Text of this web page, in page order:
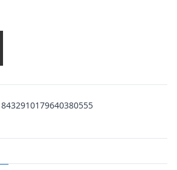
8432910179640380555